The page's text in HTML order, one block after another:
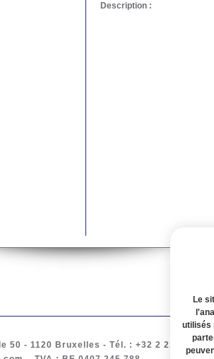
Description :
50 - 1120 Bruxelles - Tél. : +32 2 217 61 97 -
Le
utilisés